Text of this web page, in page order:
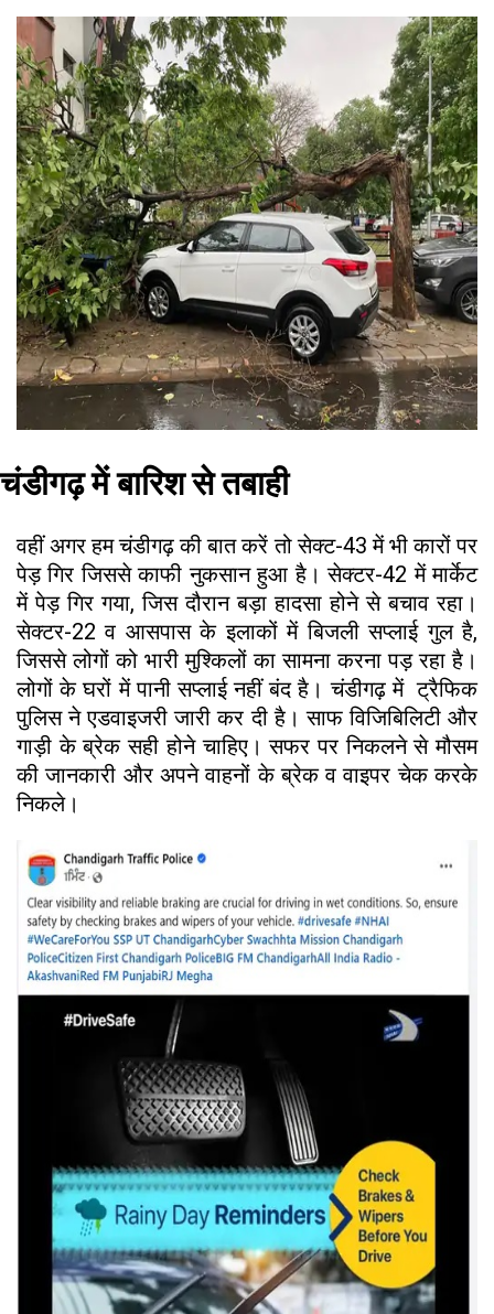
चंडीगढ़ में बारिश से तबाही
वहीं अगर हम चंडीगढ़ की बात करें तो सेक्ट-43 में भी कारों पर
पेड़ गिर जिससे काफी नुकसान हुआ है। सेक्टर-42 में मार्केट
में पेड़ गिर गया, जिस दौरान बड़ा हादसा होने से बचाव रहा।
सेक्टर-22 व आसपास के इलाकों में बिजली सप्लाई गुल है,
जिससे लोगों को भारी मुश्किलों का सामना करना पड़ रहा है।
लोगों के घरों में पानी सप्लाई नहीं बंद है। चंडीगढ़ में ट्रैफिक
पुलिस ने एडवाइजरी जारी कर दी है। साफ विजिबिलिटी और
गाड़ी के ब्रेक सही होने चाहिए। सफर पर निकलने से मौसम
की जानकारी और अपने वाहनों के ब्रेक व वाइपर चेक करके
निकले।